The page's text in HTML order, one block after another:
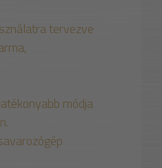
tervezve
módja